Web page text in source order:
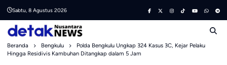
content
Sabtu, 8 Agustus 2026
Beranda Bengkulu
Polda Bengkulu Ungkap 324 Kasus 3C, Kejar Pelaku
Hingga Residivis Kambuhan Ditangkap dalam 5 Jam